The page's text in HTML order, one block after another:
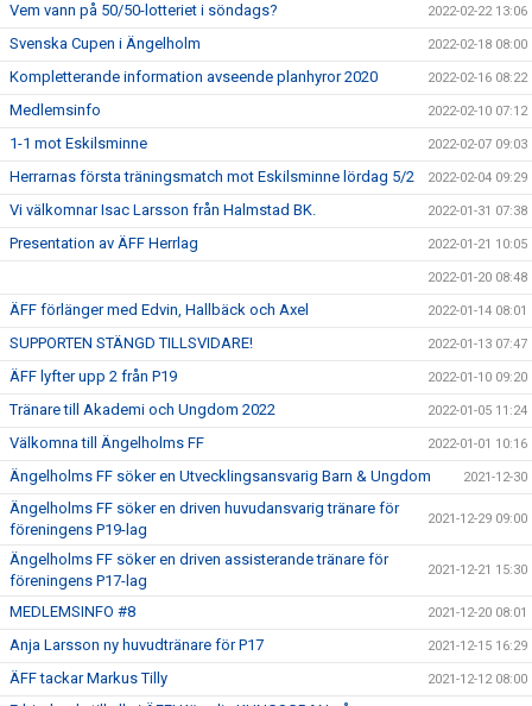
Vem vann på 50/50-lotteriet i söndags? 2022-02-22 13:06
Svenska Cupen i Ängelholm 2022-02-18 08:00
Kompletterande information avseende planhyror 2020 2022-02-16 08:22
Medlemsinfo 2022-02-10 07:12
1-1 mot Eskilsminne 2022-02-07 09:03
Herrarnas första träningsmatch mot Eskilsminne lördag 5/2 2022-02-04 09:29
Vi välkomnar Isac Larsson från Halmstad BK. 2022-01-31 07:38
Presentation av ÄFF Herrlag 2022-01-21 10:05
2022-01-20 08:48
ÄFF förlänger med Edvin, Hallbäck och Axel 2022-01-14 08:01
SUPPORTEN STÄNGD TILLSVIDARE! 2022-01-13 07:47
ÄFF lyfter upp 2 från P19 2022-01-10 09:20
Tränare till Akademi och Ungdom 2022 2022-01-05 11:24
Välkomna till Ängelholms FF 2022-01-01 10:16
Ängelholms FF söker en Utvecklingsansvarig Barn & Ungdom 2021-12-30
Ängelholms FF söker en driven huvudansvarig tränare för
föreningens P19-lag
2021-12-29 09:00
Ängelholms FF söker en driven assisterande tränare för
föreningens P17-lag
2021-12-21 15:30
MEDLEMSINFO #8 2021-12-20 08:01
Anja Larsson ny huvudtränare för P17 2021-12-15 16:29
ÄFF tackar Markus Tilly 2021-12-12 08:00